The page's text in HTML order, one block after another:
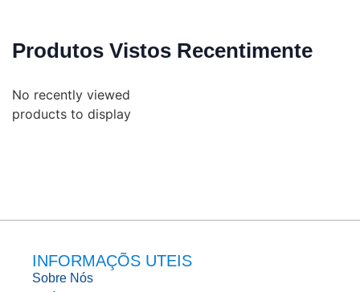
Produtos Vistos Recentimente
No recently viewed
products to display
INFORMAÇÕS UTEIS
Sobre Nós